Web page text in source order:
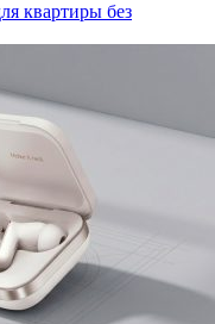
квартиры без